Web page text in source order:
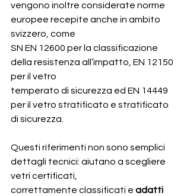
vengono inoltre considerate norme
europee recepite anche in ambito
svizzero, come
SN EN 12600 per la classificazione
della resistenza all’impatto, EN 12150
per il vetro
temperato di sicurezza ed EN 14449
per il vetro stratificato e stratificato
di sicurezza.
Questi riferimenti non sono semplici
dettagli tecnici: aiutano a scegliere
vetri certificati,
correttamente classificati e adatti